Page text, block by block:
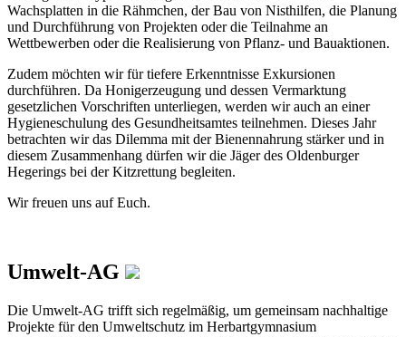
Wachsplatten in die Rähmchen, der Bau von Nisthilfen, die Planung
und Durchführung von Projekten oder die Teilnahme an
Wettbewerben oder die Realisierung von Pflanz- und Bauaktionen.
Zudem möchten wir für tiefere Erkenntnisse Exkursionen
durchführen. Da Honigerzeugung und dessen Vermarktung
gesetzlichen Vorschriften unterliegen, werden wir auch an einer
Hygieneschulung des Gesundheitsamtes teilnehmen. Dieses Jahr
betrachten wir das Dilemma mit der Bienennahrung stärker und in
diesem Zusammenhang dürfen wir die Jäger des Oldenburger
Hegerings bei der Kitzrettung begleiten.
Wir freuen uns auf Euch.
Umwelt-AG
Die Umwelt-AG trifft sich regelmäßig, um gemeinsam nachhaltige
Projekte für den Umweltschutz im Herbartgymnasium